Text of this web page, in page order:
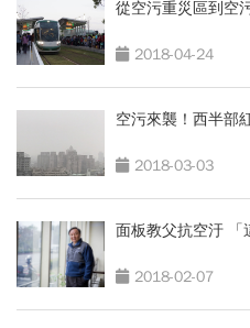
從空污重災區到空
2018-04-24
空污來襲！西半部
2018-03-03
面板教父抗空汙 「
2018-02-07